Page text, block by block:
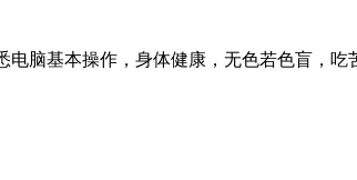
电脑基本操作，身体健康，无色若色盲，吃